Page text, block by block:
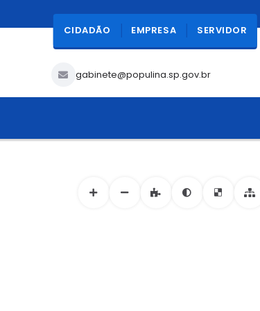
CIDADÃO
EMPRESA SERVIDOR
gabinete@populina.sp.gov.br